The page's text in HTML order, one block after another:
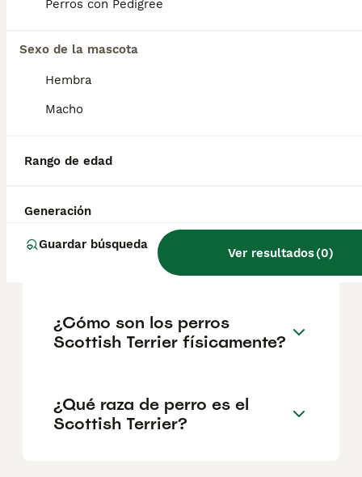
Perros con Pedigree
Sexo de la mascota
Hembra
Macho
Rango de edad
Generación
Guardar búsqueda
Ver resultados(0)
Informarse bien y comparar opciones antes
decisión.
Scottish Terriers?
¿Cómo es el
comportamiento del Scottish
¿Cómo son los perros
Scottish Terrier físicamente?
¿Qué raza de perro es el
Scottish Terrier?